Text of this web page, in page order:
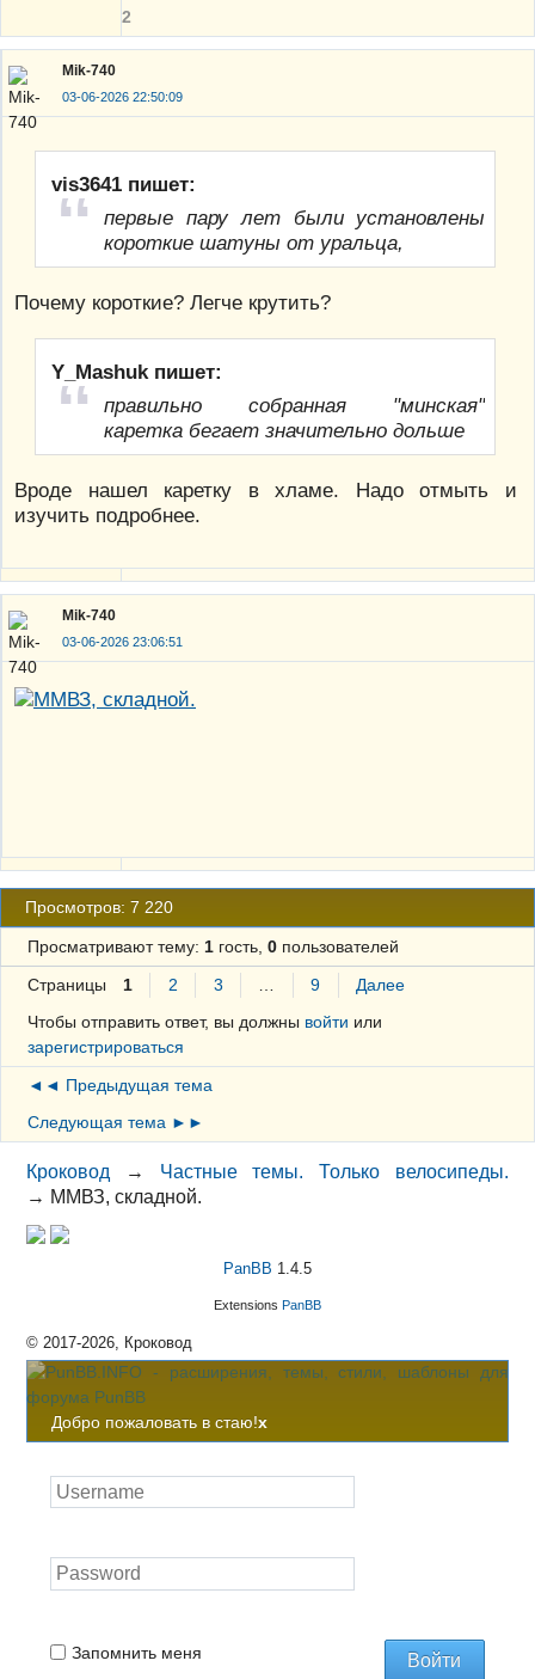
2
Mik-740
03-06-2026 22:50:09
vis3641 пишет:
первые пару лет были установлены
короткие шатуны от уральца,
Почему короткие? Легче крутить?
Y_Mashuk пишет:
правильно собранная "минская"
каретка бегает значительно дольше
Вроде нашел каретку в хламе. Надо отмыть и
изучить подробнее.
Mik-740
03-06-2026 23:06:51
Просмотров: 7 220
Просматривают тему: 1гость, 0пользователей
Страницы 1 2 3 9
Далее
Чтобы отправить ответ, вы должны войти или
зарегистрироваться
◄◄ Предыдущая тема
Следующая тема ►►
Кроковод → Частные темы. Только велосипеды.
→ ММВЗ, складной.
PanBB 1.4.5
Extensions PanBB
© 2017-2026, Кроковод
Добро пожаловать в стаю!x
Запомнить меня